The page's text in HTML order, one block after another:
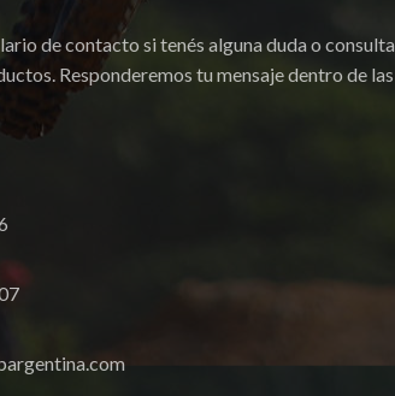
de contacto si tenés alguna duda o consulta
Responderemos tu mensaje dentro de las